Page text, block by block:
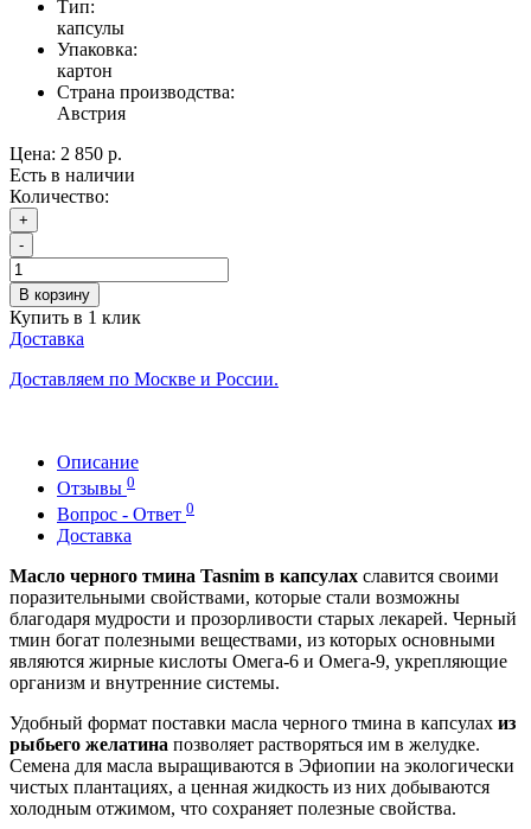
Тип:
капсулы
Упаковка:
картон
Страна производства:
Австрия
Цена: 2 850 р.
Есть в наличии
Количество:
+
-
В корзину
Купить в 1 клик
Доставка
Доставляем по Москве и России.
Описание
Отзывы 0
Вопрос - Ответ 0
Доставка
Масло черного тмина Tasnim в капсулах славится своими
поразительными свойствами, которые стали возможны
благодаря мудрости и прозорливости старых лекарей. Черный
тмин богат полезными веществами, из которых основными
являются жирные кислоты Омега-6 и Омега-9, укрепляющие
организм и внутренние системы.
Удобный формат поставки масла черного тмина в капсулах из
рыбьего желатина позволяет растворяться им в желудке.
Семена для масла выращиваются в Эфиопии на экологически
чистых плантациях, а ценная жидкость из них добываются
холодным отжимом, что сохраняет полезные свойства.